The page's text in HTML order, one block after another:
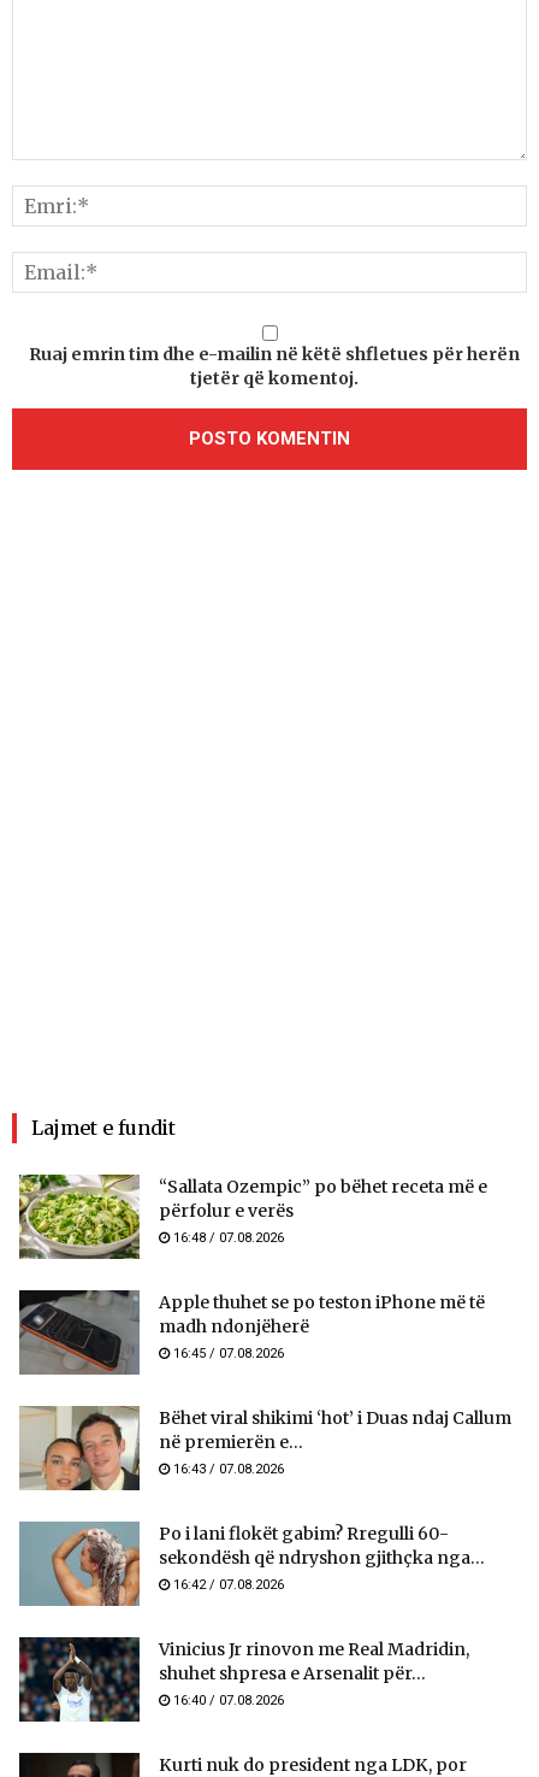
Ruaj emrin tim dhe e-mailin në këtë shfletues për herën
tjetër që komentoj.
Lajmet e fundit
“Sallata Ozempic” po bëhet receta më e
përfolur e verës
16:48 / 07.08.2026
Apple thuhet se po teston iPhone më të
madh ndonjëherë
16:45 / 07.08.2026
Bëhet viral shikimi ‘hot’ i Duas ndaj Callum
në premierën e...
16:43 / 07.08.2026
Po i lani flokët gabim? Rregulli 60-
sekondësh që ndryshon gjithçka nga...
16:42 / 07.08.2026
Vinicius Jr rinovon me Real Madridin,
shuhet shpresa e Arsenalit për...
16:40 / 07.08.2026
Kurti nuk do president nga LDK, por